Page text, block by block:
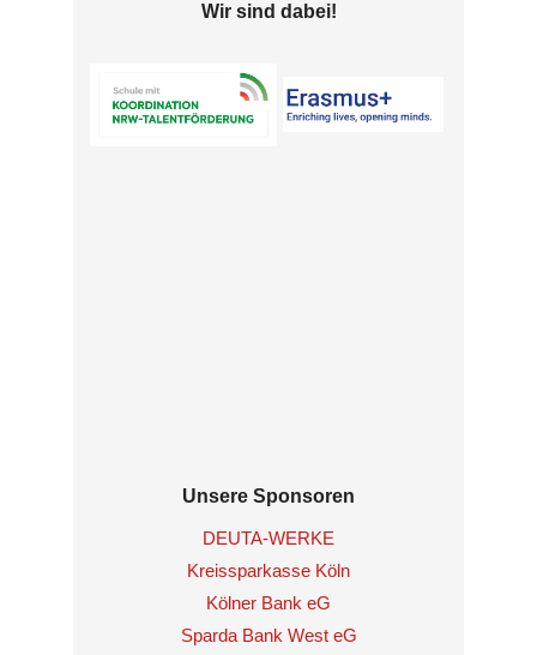
Wir sind dabei!
Unsere Sponsoren
DEUTA-WERKE
Kreissparkasse Köln
Kölner Bank eG
Sparda Bank West eG